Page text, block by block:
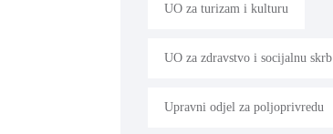
UO za turizam i kulturu
UO za zdravstvo i socijalnu skrb
Upravni odjel za poljoprivredu